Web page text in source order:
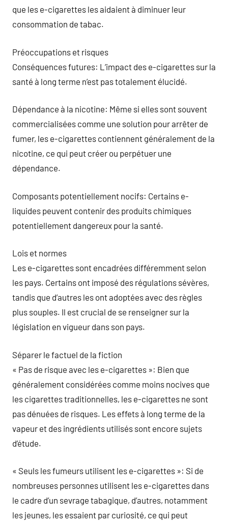
que les e-cigarettes les aidaient à diminuer leur
consommation de tabac.
Préoccupations et risques
Conséquences futures: L’impact des e-cigarettes sur la
santé à long terme n’est pas totalement élucidé.
Dépendance à la nicotine: Même si elles sont souvent
commercialisées comme une solution pour arrêter de
fumer, les e-cigarettes contiennent généralement de la
nicotine, ce qui peut créer ou perpétuer une
dépendance.
Composants potentiellement nocifs: Certains e-
liquides peuvent contenir des produits chimiques
potentiellement dangereux pour la santé.
Lois et normes
Les e-cigarettes sont encadrées différemment selon
les pays. Certains ont imposé des régulations sévères,
tandis que d’autres les ont adoptées avec des règles
plus souples. Il est crucial de se renseigner sur la
législation en vigueur dans son pays.
Séparer le factuel de la fiction
« Pas de risque avec les e-cigarettes »: Bien que
généralement considérées comme moins nocives que
les cigarettes traditionnelles, les e-cigarettes ne sont
pas dénuées de risques. Les effets à long terme de la
vapeur et des ingrédients utilisés sont encore sujets
d’étude.
« Seuls les fumeurs utilisent les e-cigarettes »: Si de
nombreuses personnes utilisent les e-cigarettes dans
le cadre d’un sevrage tabagique, d’autres, notamment
les jeunes, les essaient par curiosité, ce qui peut